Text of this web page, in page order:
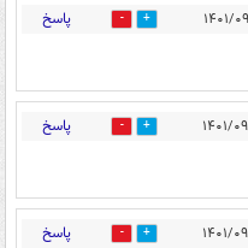
3 پاسخ
1 پاسخ
3 پاسخ